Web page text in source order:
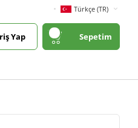
Türkçe (TR)
Yap Sepetim